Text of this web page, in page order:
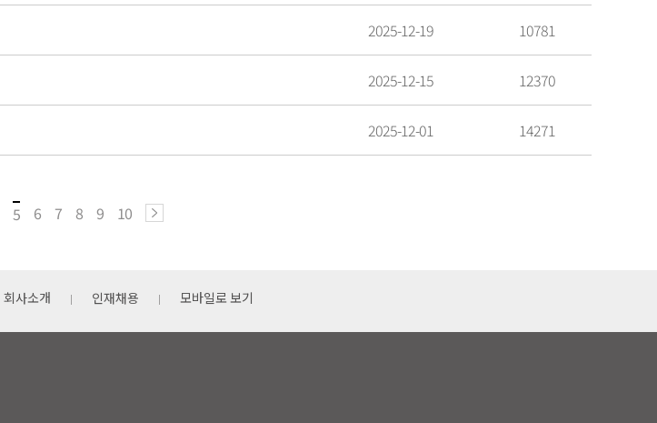
2025-12-19 10781
2025-12-15 12370
2025-12-01 14271
5 6 7 8 9 10
회사소개 인재채용 모바일로 보기